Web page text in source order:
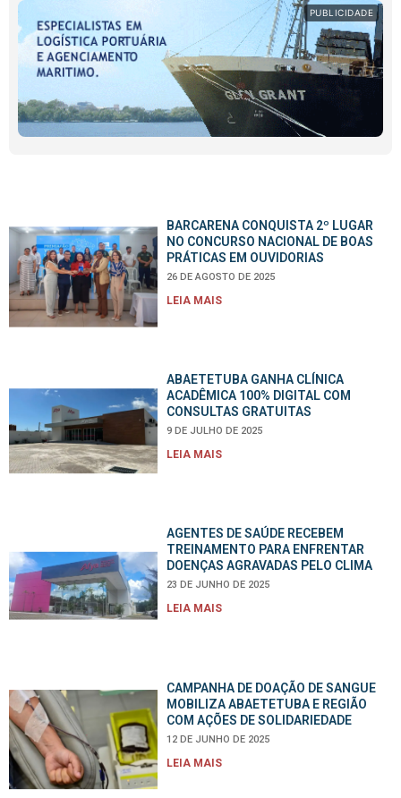
PUBLICIDADE
BARCARENA CONQUISTA 2º LUGAR
NO CONCURSO NACIONAL DE BOAS
PRÁTICAS EM OUVIDORIAS
26 DE AGOSTO DE 2025
LEIA MAIS
ABAETETUBA GANHA CLÍNICA
ACADÊMICA 100% DIGITAL COM
CONSULTAS GRATUITAS
9 DE JULHO DE 2025
LEIA MAIS
AGENTES DE SAÚDE RECEBEM
TREINAMENTO PARA ENFRENTAR
DOENÇAS AGRAVADAS PELO CLIMA
23 DE JUNHO DE 2025
LEIA MAIS
CAMPANHA DE DOAÇÃO DE SANGUE
MOBILIZA ABAETETUBA E REGIÃO
COM AÇÕES DE SOLIDARIEDADE
12 DE JUNHO DE 2025
LEIA MAIS